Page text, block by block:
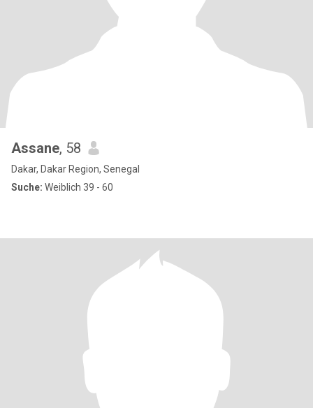
Assane, 58
Dakar, Dakar Region, Senegal
Suche: Weiblich 39 - 60